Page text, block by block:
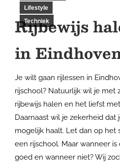
Lifestyle
Techniek
Rijbewijs
in
Je wilt gaan rijlessen in
rijschool? Natuurlijk wil je met
rijbewijs halen en het liefst
Daarnaast wil je zekerheid
mogelijk haalt. Let dan op het
een rijschool. Maar wanneer
goed en wanneer niet? Wij